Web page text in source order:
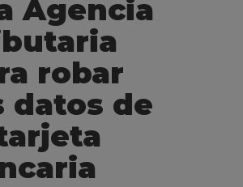
Agencia
robar
datos de